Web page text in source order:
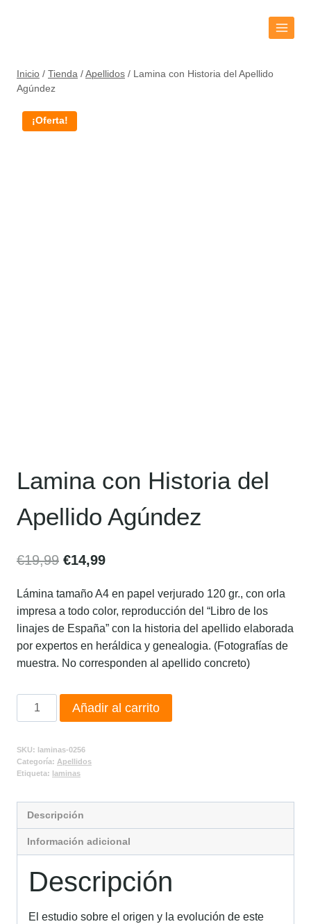
Inicio / Tienda / Apellidos / Lamina con Historia del Apellido
Agúndez
¡Oferta!
Lamina con Historia del
Apellido Agúndez
€19,99 €14,99
Lámina tamaño A4 en papel verjurado 120 gr., con orla
impresa a todo color, reproducción del “Libro de los
linajes de España” con la historia del apellido elaborada
por expertos en heráldica y genealogia. (Fotografías de
muestra. No corresponden al apellido concreto)
Añadir al carrito
SKU: laminas-0256
Categoría: Apellidos
Etiqueta: laminas
Descripción
Información adicional
Descripción
El estudio sobre el origen y la evolución de este